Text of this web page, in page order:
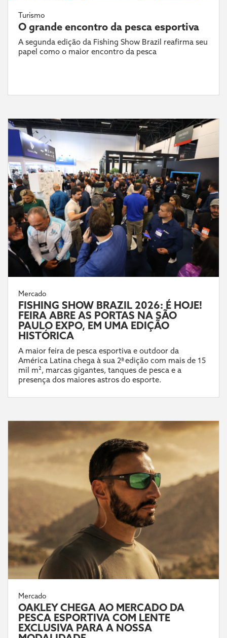
Turismo
O grande encontro da pesca esportiva
A segunda edição da Fishing Show Brazil reafirma seu
papel como o maior encontro da pesca
Mercado
FISHING SHOW BRAZIL 2026: É HOJE!
FEIRA ABRE AS PORTAS NA SÃO
PAULO EXPO, EM UMA EDIÇÃO
HISTÓRICA
A maior feira de pesca esportiva e outdoor da
América Latina chega à sua 2ª edição com mais de 15
mil m², marcas gigantes, tanques de pesca e a
presença dos maiores astros do esporte.
Mercado
OAKLEY CHEGA AO MERCADO DA
PESCA ESPORTIVA COM LENTE
EXCLUSIVA PARA A NOSSA